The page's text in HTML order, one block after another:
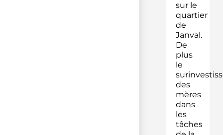
sur le
quartier
de
Janval.
De
plus
le
des
mères
dans
les
tâches